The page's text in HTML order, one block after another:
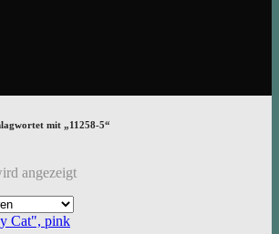
mit „11258-5“
angezeigt